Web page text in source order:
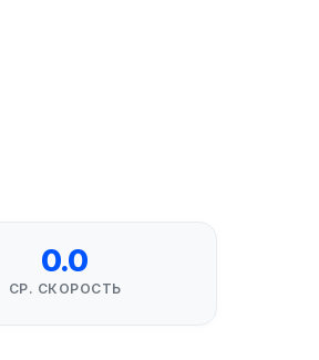
0.0
СР. СКОРОСТЬ